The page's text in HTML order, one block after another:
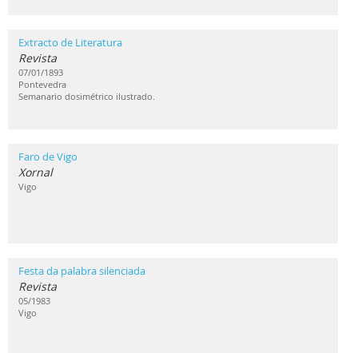
Extracto de Literatura
Revista
07/01/1893
Pontevedra
Semanario dosimétrico ilustrado.
Faro de Vigo
Xornal
Vigo
Festa da palabra silenciada
Revista
05/1983
Vigo